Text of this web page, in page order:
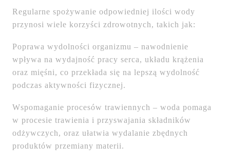
Regularne spożywanie odpowiedniej ilości wody
przynosi wiele korzyści zdrowotnych, takich jak:
Poprawa wydolności organizmu – nawodnienie
wpływa na wydajność pracy serca, układu krążenia
oraz mięśni, co przekłada się na lepszą wydolność
podczas aktywności fizycznej.
Wspomaganie procesów trawiennych – woda pomaga
w procesie trawienia i przyswajania składników
odżywczych, oraz ułatwia wydalanie zbędnych
produktów przemiany materii.